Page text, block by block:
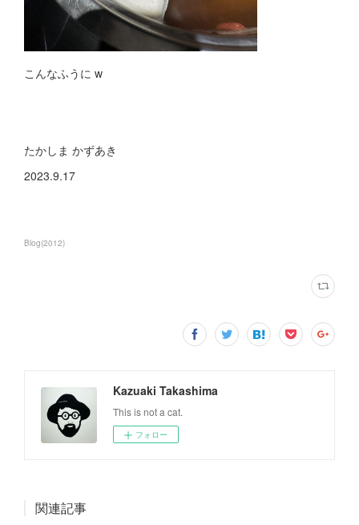
こんなふうに w
たかしま かずあき
2023.9.17
Blog(2012)
Kazuaki Takashima
This is not a cat.
フォロー
関連記事